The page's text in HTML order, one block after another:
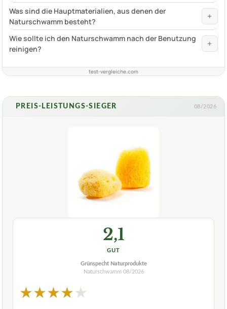
Was sind die Hauptmaterialien, aus denen der
Naturschwamm besteht?
+
Wie sollte ich den Naturschwamm nach der Benutzung
reinigen?
+
test-vergleiche.com
PREIS-LEISTUNGS-SIEGER 08/2026
2,1
GUT
Grünspecht Naturprodukte
Naturschwamm 08/2026
★★★★★